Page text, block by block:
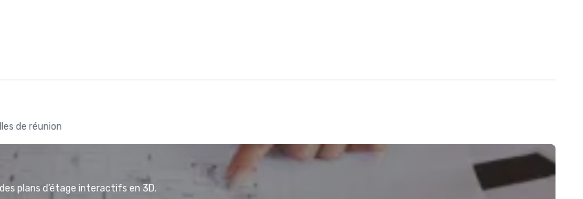
de réunion
plans d’étage interactifs en 3D.